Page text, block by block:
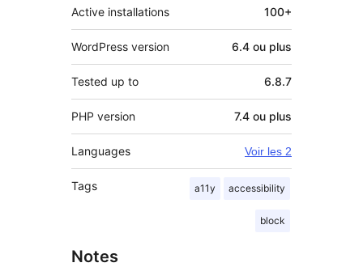
Active installations 100+
WordPress version 6.4 ou plus
Tested up to 6.8.7
PHP version 7.4 ou plus
Languages Voir les 2
Tags a11y accessibility
block
Notes